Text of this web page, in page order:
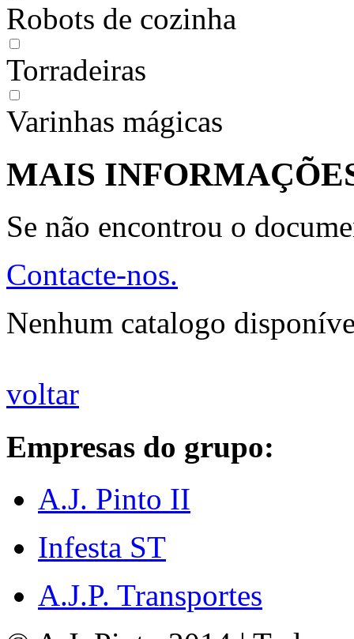
Robots de cozinha
Torradeiras
Varinhas mágicas
MAIS
Se não encontrou o
Contacte-nos.
Nenhum catalogo
voltar
Empresas do grupo:
A.J. Pinto II
Infesta ST
A.J.P. Transportes